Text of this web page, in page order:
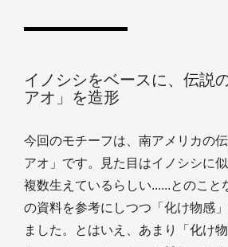
イノシシをベースに、伝説
アオ」を造形
今回のモチーフは、南アメリカの
アオ」です。見た目はイノシシに
複数生えているらしい......とのこと
の資料を参考にしつつ「化け物感
ました。とはいえ、あまり「化け